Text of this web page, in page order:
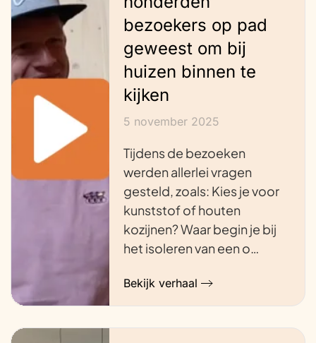
bezoekers op pad
geweest om bij
huizen binnen te
kijken
5 november 2025
Tijdens de bezoeken
werden allerlei vragen
gesteld, zoals: Kies je voor
kunststof of houten
kozijnen? Waar begin je bij
het isoleren van een o…
Bekijk verhaal